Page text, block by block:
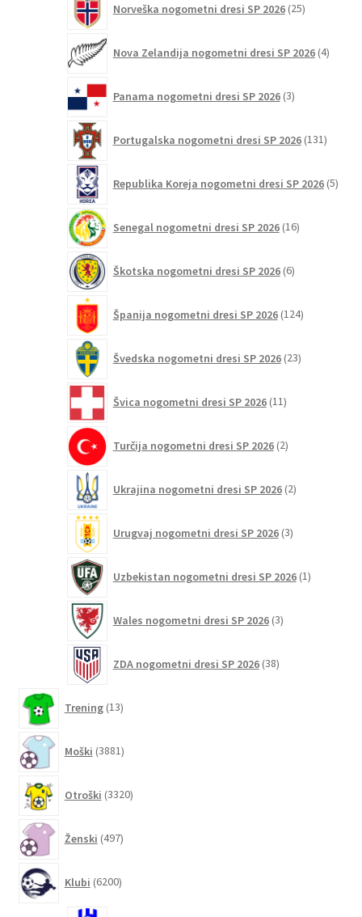
Norveška nogometni dresi SP 2026 25izdelkov
Nova Zelandija nogometni dresi SP 2026 4izdelki
Panama nogometni dresi SP 2026 3izdelki
Portugalska nogometni dresi SP 2026 131
Republika Koreja nogometni dresi SP 2026 5
Senegal nogometni dresi SP 2026 16izdelkov
Škotska nogometni dresi SP 2026 6izdelkov
Španija nogometni dresi SP 2026 124izdelkov
Švedska nogometni dresi SP 2026 23izdelkov
Švica nogometni dresi SP 2026 11izdelkov
Turčija nogometni dresi SP 2026 2izdelka
Ukrajina nogometni dresi SP 2026 2izdelka
Urugvaj nogometni dresi SP 2026 3izdelki
Uzbekistan nogometni dresi SP 2026 1izdelek
Wales nogometni dresi SP 2026 3izdelki
ZDA nogometni dresi SP 2026 38izdelkov
Trening 13izdelkov
Moški 3881izdelkov
Otroški 3320izdelkov
Ženski 497izdelkov
Klubi 6200izdelkov